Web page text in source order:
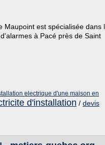
Maupoint est spécialisée dans
à Pacé près de Saint
electrique d'une maison en
d'installation / devis